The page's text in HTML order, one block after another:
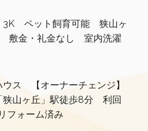
ペット飼育可能 狭山ヶ
敷金・礼金なし 室内洗濯
ウス 【オーナーチェンジ】
狭山ヶ丘」駅徒歩8分 利回
フォーム済み